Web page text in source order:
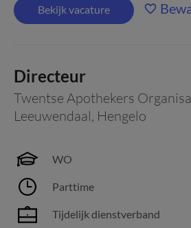
Bekijk vacature
Directeur
Twentse Apothekers
Leeuwendaal, Hengelo
WO
Parttime
Tijdelijk dienstverband